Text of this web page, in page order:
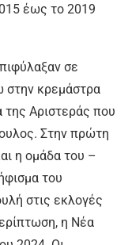
έως το 2019
σε
στην κρεμάστρα
της Αριστεράς που
Στην πρώτη
η ομάδα του –
του
στις εκλογές
η Νέα